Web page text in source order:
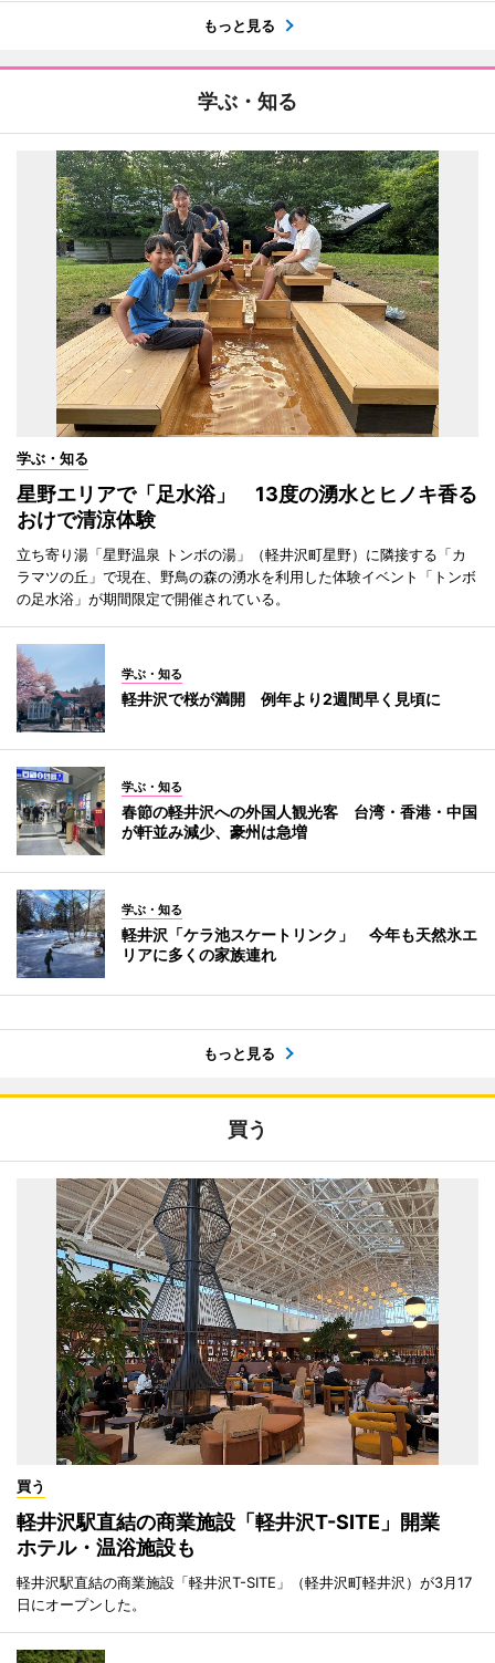
もっと見る
学ぶ・知る
学ぶ・知る
星野エリアで「足水浴」 13度の湧水とヒノキ香る
おけで清涼体験
立ち寄り湯「星野温泉 トンボの湯」（軽井沢町星野）に隣接する「カ
ラマツの丘」で現在、野鳥の森の湧水を利用した体験イベント「トンボ
の足水浴」が期間限定で開催されている。
学ぶ・知る
軽井沢で桜が満開 例年より2週間早く見頃に
学ぶ・知る
春節の軽井沢への外国人観光客 台湾・香港・中国
が軒並み減少、豪州は急増
学ぶ・知る
軽井沢「ケラ池スケートリンク」 今年も天然氷エ
リアに多くの家族連れ
もっと見る
買う
買う
軽井沢駅直結の商業施設「軽井沢T-SITE」開業
ホテル・温浴施設も
軽井沢駅直結の商業施設「軽井沢T-SITE」（軽井沢町軽井沢）が3月17
日にオープンした。